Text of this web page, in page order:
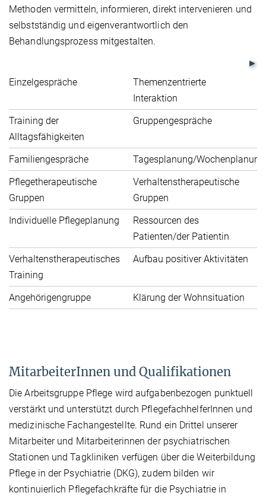
Methoden vermitteln, informieren, direkt intervenieren und
selbstständig und eigenverantwortlich den
Behandlungsprozess mitgestalten.
Einzelgespräche
Themenzentrierte
Interaktion
Training der
Alltagsfähigkeiten
Gruppengespräche
Familiengespräche
Tagesplanung/Wochenplanung
Pflegetherapeutische
Gruppen
Verhaltenstherapeutische
Gruppen
Individuelle Pflegeplanung
Ressourcen des
Patienten/der Patientin
Verhaltenstherapeutisches
Training
Aufbau positiver Aktivitäten
Angehörigengruppe Klärung der Wohnsituation
MitarbeiterInnen und Qualifikationen
Die Arbeitsgruppe Pflege wird aufgabenbezogen punktuell
verstärkt und unterstützt durch PflegefachhelferInnen und
medizinische Fachangestellte. Rund ein Drittel unserer
Mitarbeiter und Mitarbeiterinnen der psychiatrischen
Stationen und Tagkliniken verfügen über die Weiterbildung
Pflege in der Psychiatrie (DKG), zudem bilden wir
kontinuierlich Pflegefachkräfte für die Psychiatrie in